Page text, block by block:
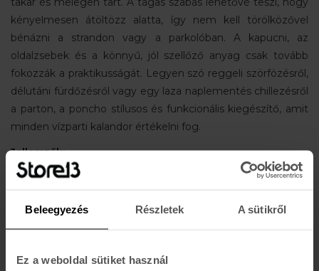
Beleegyezés Részletek A sütikről
Ez a weboldal sütiket használ
kényelmesen átöltözz alatta, így nem kell törölközővel
bénázni a strandon vagy a parkolóban. A kapucni, az
oldalzsebek és a könnyű, jól szellőző anyag csak tovább
fokozzák a praktikusságát. Legyen szó reggeli szörfözésről,
délutáni fürdőzésről vagy egy laza naplementés chillezésről
a parton, a poncho stílusos és funkcionális kiegészítő, amit
minden vízparti kalandor értékelni fog.
Jellemzők:
Puha, nedvszívó anyag a gyors szárítkozáshoz és a
Tágas, bő szabás az egyszerű átöltözéshez bárhol, bármikor
Kapucni a fej szárításához és az extra melegért szeles időben
Elülső kenguruzseb vagy oldalzsebek a kezek melegen
Könnyen csomagolható, ideális utazáshoz vagy mindennapi